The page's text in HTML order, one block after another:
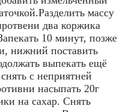
массу
два коржика
10 минут, позже
нижний поставить
выпекать ещё
с неприятней
насыпать 20г
на сахар. Снять